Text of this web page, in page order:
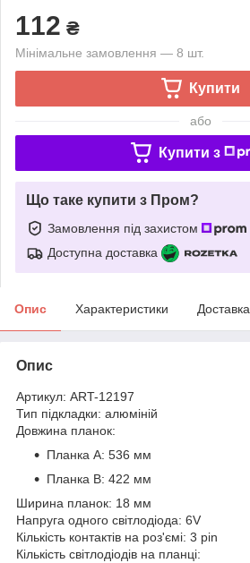
112 ₴
Мінімальне замовлення — 8 шт.
Купити
або
Купити з
Що таке купити з Пром?
Замовлення під захистом
Доступна доставка
Опис Характеристики Доставка
Опис
Артикул: ART-12197
Тип підкладки: алюміній
Довжина планок:
Планка A: 536 мм
Планка B: 422 мм
Ширина планок: 18 мм
Напруга одного світлодіода: 6V
Кількість контактів на роз'ємі: 3 pin
Кількість світлодіодів на планці: